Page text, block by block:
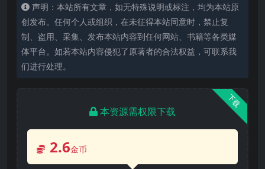
声明：本站所有文章，如无特殊说明或标注，均为本站原
创发布。任何个人或组织，在未征得本站同意时，禁止复
制、盗用、采集、发布本站内容到任何网站、书籍等各类媒
体平台。如若本站内容侵犯了原著者的合法权益，可联系我
们进行处理。
下载
本资源需权限下载
2.6金币